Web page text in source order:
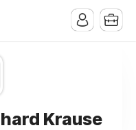
Krause